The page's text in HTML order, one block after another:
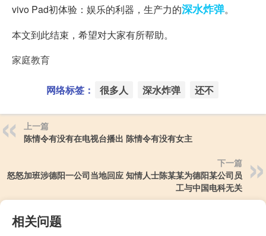
vivo Pad初体验：娱乐的利器，生产力的深水炸弹。
本文到此结束，希望对大家有所帮助。
家庭教育
网络标签： 很多人 深水炸弹 还不
上一篇
陈情令有没有在电视台播出 陈情令有没有女主
下一篇
怒怒加班涉德阳一公司当地回应 知情人士陈某某为德阳某公司员
工与中国电科无关
相关问题